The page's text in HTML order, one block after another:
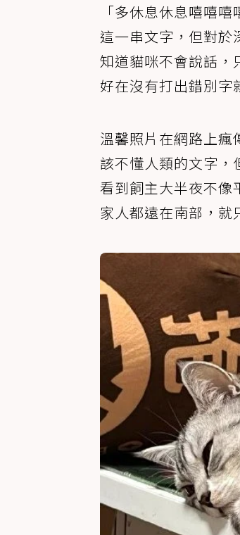
「多休息休息嘻嘻
這一串文字，但對於
知道貓咪不會說話，
好在沒有打出錯別字
溫馨照片在網路上瘋
該不懂人類的文字，
看到飼主大半夜不像
家人都遠在南部，就